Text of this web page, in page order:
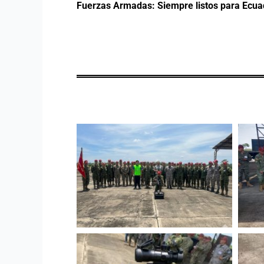
Fuerzas Armadas: Siempre listos para